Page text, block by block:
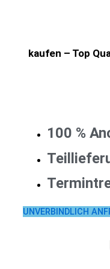
kaufen – Top
100 %
UNVERBINDLICH